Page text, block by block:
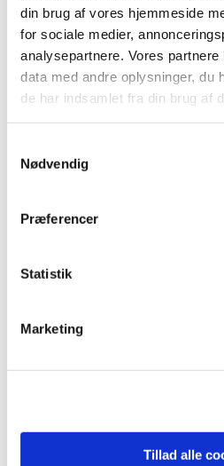
din brug af vores hjemmeside
for sociale medier,
analysepartnere. Vores
data med andre oplysninger, du
de har indsamlet fra din brug af
Nødvendig
Præferencer
Statistik
Marketing
Tillad alle
Alle (327)
TID
2026 (30)
2025 (36)
2023 (55)
december (4)
oktober (3)
juli (2)
januar (2)